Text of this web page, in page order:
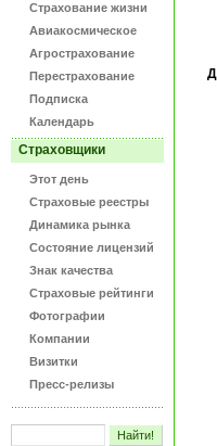
Страхование жизни
Авиакосмическое
Агрострахование
Перестрахование
Подписка
Календарь
Страховщики
Этот день
Страховые реестры
Динамика рынка
Состояние лицензий
Знак качества
Страховые рейтинги
Фотографии
Компании
Визитки
Пресс-релизы